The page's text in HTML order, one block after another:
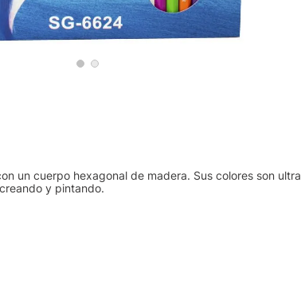
un cuerpo hexagonal de madera. Sus colores son ultra
y pintando.